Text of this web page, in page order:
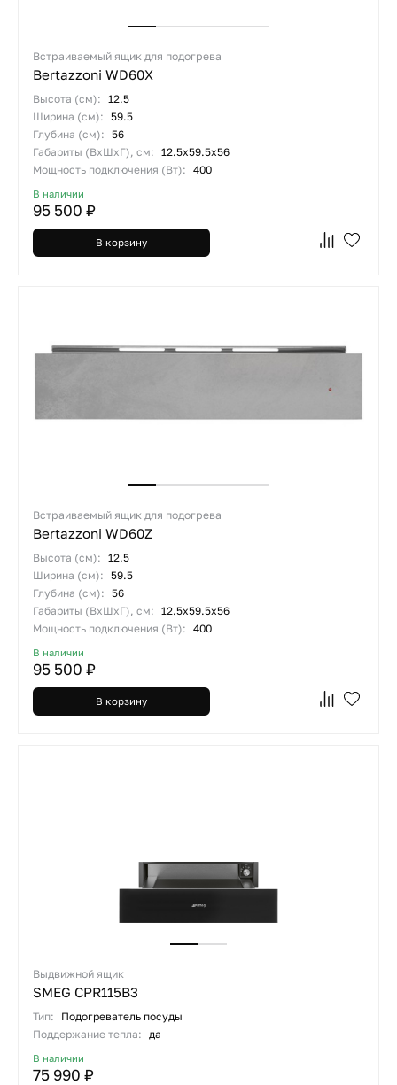
Встраиваемый ящик для подогрева
Bertazzoni WD60X
Высота (см): 12.5
Ширина (см): 59.5
Глубина (см): 56
Габариты (ВхШхГ), см: 12.5х59.5х56
Мощность подключения (Вт): 400
В наличии
95 500 ₽
В корзину
Встраиваемый ящик для подогрева
Bertazzoni WD60Z
Высота (см): 12.5
Ширина (см): 59.5
Глубина (см): 56
Габариты (ВхШхГ), см: 12.5х59.5х56
Мощность подключения (Вт): 400
В наличии
95 500 ₽
В корзину
Выдвижной ящик
SMEG CPR115B3
Тип:
Подогреватель посуды
Поддержание тепла: да
В наличии
75 990 ₽